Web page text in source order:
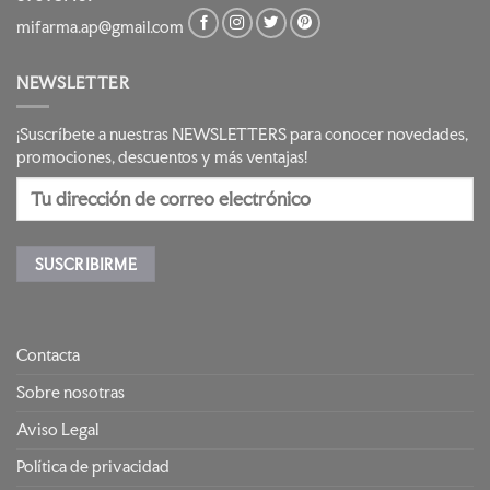
mifarma.ap@gmail.com
NEWSLETTER
¡Suscríbete a nuestras NEWSLETTERS para conocer novedades,
promociones, descuentos y más ventajas!
Contacta
Sobre nosotras
Aviso Legal
Política de privacidad